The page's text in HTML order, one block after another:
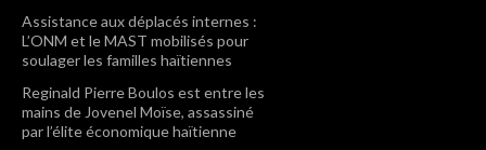
Assistance aux déplacés internes :
L’ONM et le MAST mobilisés pour
soulager les familles haïtiennes
Reginald Pierre Boulos est entre les
mains de Jovenel Moïse, assassiné
par l’élite économique haïtienne